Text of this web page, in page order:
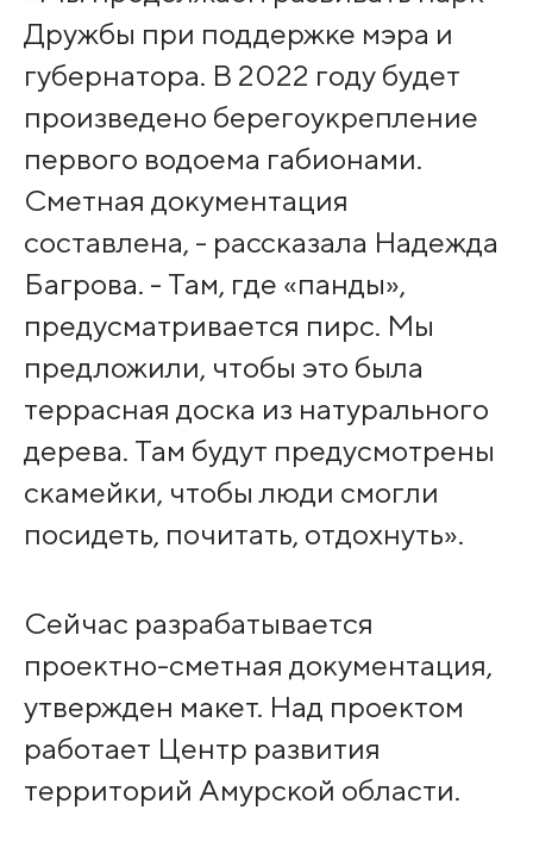
Дружбы при поддержке мэра и
губернатора. В 2022 году будет
произведено берегоукрепление
первого водоема габионами.
Сметная документация
составлена, - рассказала Надежда
Багрова. - Там, где «панды»,
предусматривается пирс. Мы
предложили, чтобы это была
террасная доска из натурального
дерева. Там будут предусмотрены
скамейки, чтобы люди смогли
посидеть, почитать, отдохнуть».
Сейчас разрабатывается
проектно-сметная документация,
утвержден макет. Над проектом
работает Центр развития
территорий Амурской области.